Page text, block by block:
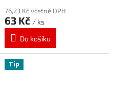
76,23 Kč včetně DPH
63 Kč / ks
Do košíku
Tip